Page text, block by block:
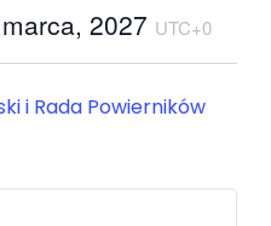
2027 UTC+0
i Rada Powierników